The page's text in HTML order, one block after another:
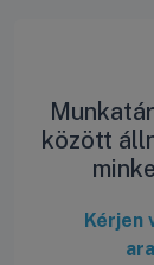
között
Kérjen